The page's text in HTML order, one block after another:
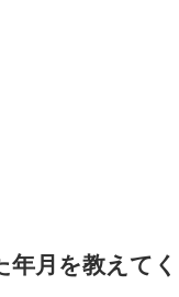
年月を教えて